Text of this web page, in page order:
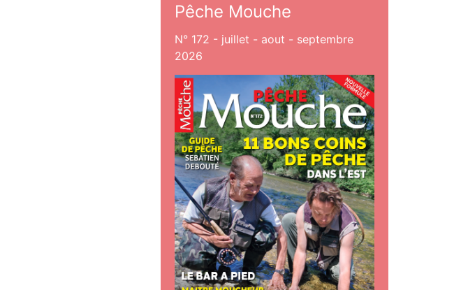
Pêche Mouche
N° 172 - juillet - aout - septembre
2026